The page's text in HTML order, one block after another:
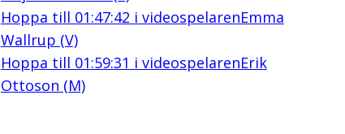
Hoppa till 01:47:42 i videospelarenEmma
Wallrup (V)
Hoppa till 01:59:31 i videospelarenErik
Ottoson (M)